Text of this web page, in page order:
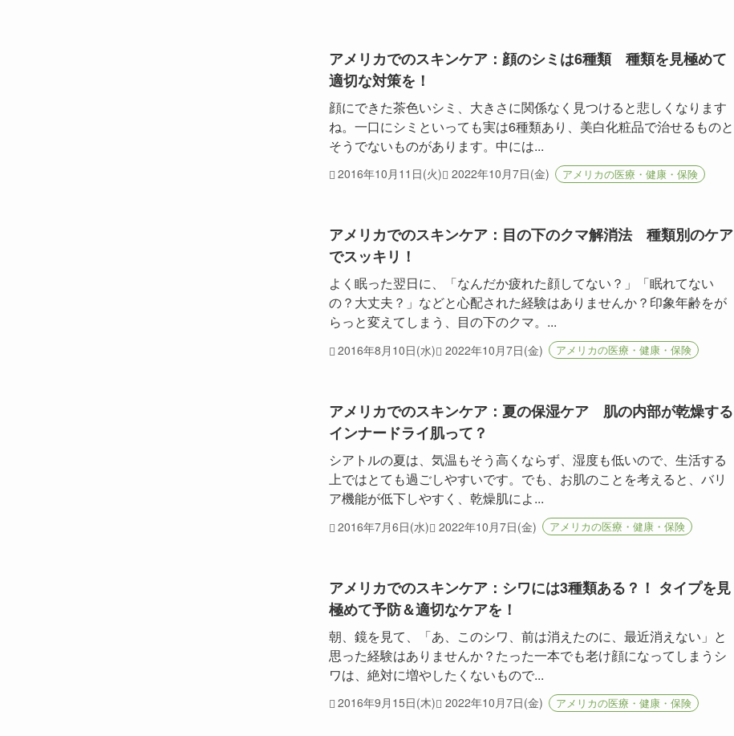
アメリカでのスキンケア：顔のシミは6種類 種類を見極めて
適切な対策を！
顔にできた茶色いシミ、大きさに関係なく見つけると悲しくなります
ね。一口にシミといっても実は6種類あり、美白化粧品で治せるものと
そうでないものがあります。中には...
2016年10月11日(火) 2022年10月7日(金) アメリカの医療・健康・保険
アメリカでのスキンケア：目の下のクマ解消法 種類別のケア
でスッキリ！
よく眠った翌日に、「なんだか疲れた顔してない？」「眠れてない
の？大丈夫？」などと心配された経験はありませんか？印象年齢をが
らっと変えてしまう、目の下のクマ。...
2016年8月10日(水) 2022年10月7日(金) アメリカの医療・健康・保険
アメリカでのスキンケア：夏の保湿ケア 肌の内部が乾燥する
インナードライ肌って？
シアトルの夏は、気温もそう高くならず、湿度も低いので、生活する
上ではとても過ごしやすいです。でも、お肌のことを考えると、バリ
ア機能が低下しやすく、乾燥肌によ...
2016年7月6日(水) 2022年10月7日(金) アメリカの医療・健康・保険
アメリカでのスキンケア：シワには3種類ある？！ タイプを見
極めて予防＆適切なケアを！
朝、鏡を見て、「あ、このシワ、前は消えたのに、最近消えない」と
思った経験はありませんか？たった一本でも老け顔になってしまうシ
ワは、絶対に増やしたくないもので...
2016年9月15日(木) 2022年10月7日(金) アメリカの医療・健康・保険